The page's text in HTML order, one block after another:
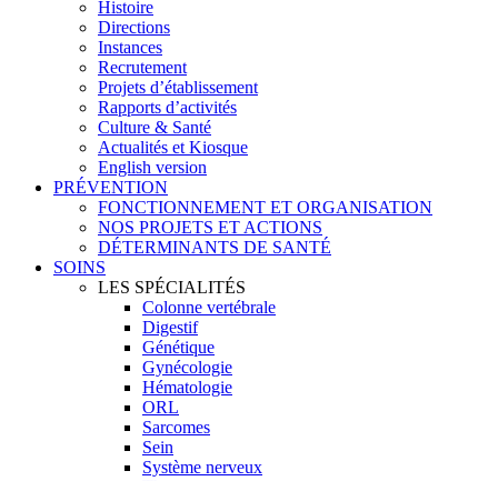
Histoire
Directions
Instances
Recrutement
Projets d’établissement
Rapports d’activités
Culture & Santé
Actualités et Kiosque
English version
PRÉVENTION
FONCTIONNEMENT ET ORGANISATION
NOS PROJETS ET ACTIONS
DÉTERMINANTS DE SANTÉ
SOINS
LES SPÉCIALITÉS
Colonne vertébrale
Digestif
Génétique
Gynécologie
Hématologie
ORL
Sarcomes
Sein
Système nerveux